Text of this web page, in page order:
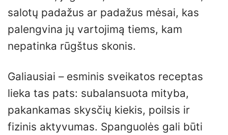
salotų padažus ar padažus mėsai, kas
palengvina jų vartojimą tiems, kam
nepatinka rūgštus skonis.
Galiausiai – esminis sveikatos receptas
lieka tas pats: subalansuota mityba,
pakankamas skysčių kiekis, poilsis ir
fizinis aktyvumas. Spanguolės gali būti